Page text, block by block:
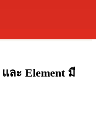
ละ Element มี